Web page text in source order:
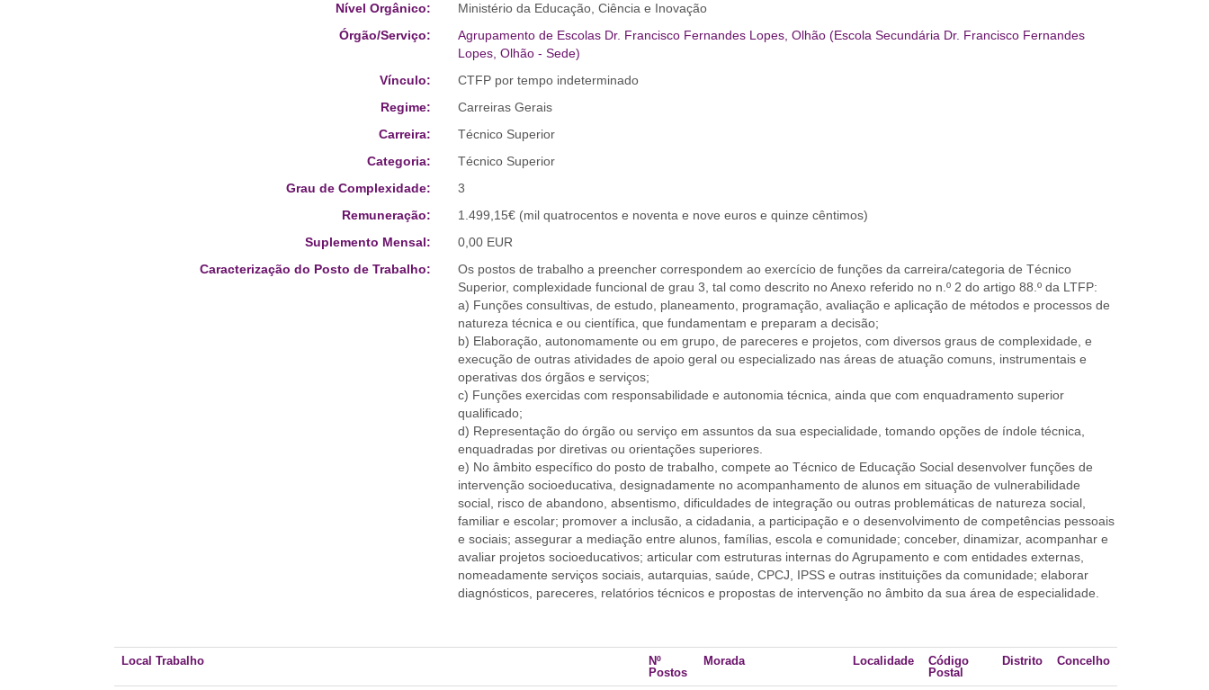
Nível Orgânico:
Ministério da Educação, Ciência e Inovação
Órgão/Serviço:
Agrupamento de Escolas Dr. Francisco Fernandes Lopes, Olhão (Escola Secundária Dr. Francisco Fernandes
Lopes, Olhão - Sede)
Vínculo:
CTFP por tempo indeterminado
Regime:
Carreiras Gerais
Carreira:
Técnico Superior
Categoria:
Técnico Superior
Grau de Complexidade:
3
Remuneração:
1.499,15€ (mil quatrocentos e noventa e nove euros e quinze cêntimos)
Suplemento Mensal:
0,00 EUR
Caracterização do Posto de Trabalho:
Os postos de trabalho a preencher correspondem ao exercício de funções da carreira/categoria de Técnico
Superior, complexidade funcional de grau 3, tal como descrito no Anexo referido no n.º 2 do artigo 88.º da LTFP:
a) Funções consultivas, de estudo, planeamento, programação, avaliação e aplicação de métodos e processos de
natureza técnica e ou científica, que fundamentam e preparam a decisão;
b) Elaboração, autonomamente ou em grupo, de pareceres e projetos, com diversos graus de complexidade, e
execução de outras atividades de apoio geral ou especializado nas áreas de atuação comuns, instrumentais e
operativas dos órgãos e serviços;
c) Funções exercidas com responsabilidade e autonomia técnica, ainda que com enquadramento superior
qualificado;
d) Representação do órgão ou serviço em assuntos da sua especialidade, tomando opções de índole técnica,
enquadradas por diretivas ou orientações superiores.
e) No âmbito específico do posto de trabalho, compete ao Técnico de Educação Social desenvolver funções de
intervenção socioeducativa, designadamente no acompanhamento de alunos em situação de vulnerabilidade
social, risco de abandono, absentismo, dificuldades de integração ou outras problemáticas de natureza social,
familiar e escolar; promover a inclusão, a cidadania, a participação e o desenvolvimento de competências pessoais
e sociais; assegurar a mediação entre alunos, famílias, escola e comunidade; conceber, dinamizar, acompanhar e
avaliar projetos socioeducativos; articular com estruturas internas do Agrupamento e com entidades externas,
nomeadamente serviços sociais, autarquias, saúde, CPCJ, IPSS e outras instituições da comunidade; elaborar
diagnósticos, pareceres, relatórios técnicos e propostas de intervenção no âmbito da sua área de especialidade.
Local Trabalho
Nº
Postos
Morada Localidade
Código
Postal
Distrito Concelho